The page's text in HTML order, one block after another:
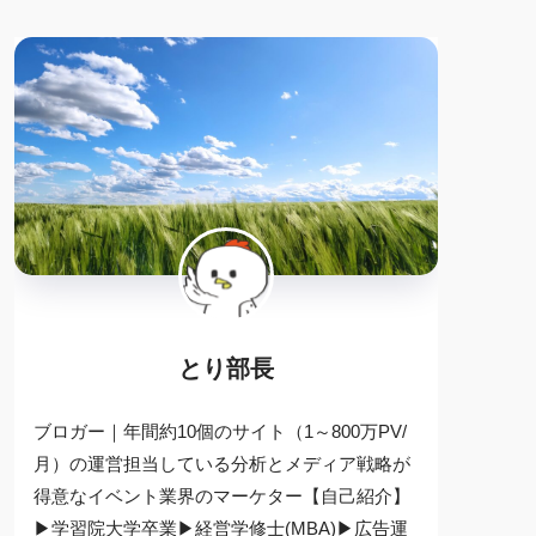
とり部長
ブロガー｜年間約10個のサイト（1～800万PV/
月）の運営担当している分析とメディア戦略が
得意なイベント業界のマーケター【自己紹介】
▶学習院大学卒業▶経営学修士(MBA)▶広告運